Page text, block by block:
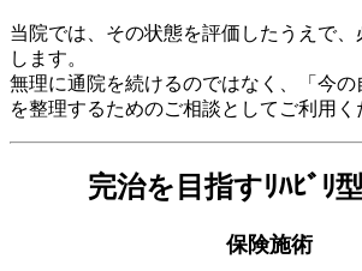
当院では、その状態を評価したうえで、
します。
無理に通院を続けるのではなく、「今の
を整理するためのご相談としてご利用く
完治を目指すﾘﾊﾋﾞﾘ
保険施術